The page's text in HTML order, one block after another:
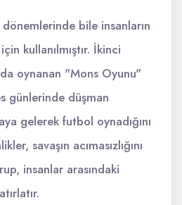
bile insanların
kullanılmıştır. İkinci
oynanan "Mons Oyunu"
günlerinde düşman
gelerek futbol oynadığını
savaşın acımasızlığını
insanlar arasındaki